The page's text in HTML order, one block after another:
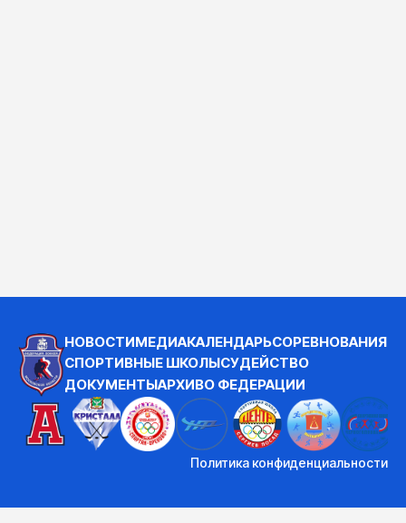
НОВОСТИМЕДИАКАЛЕНДАРЬСОРЕВНОВАНИЯ
СПОРТИВНЫЕ ШКОЛЫСУДЕЙСТВО
ДОКУМЕНТЫАРХИВО ФЕДЕРАЦИИ
Политика конфиденциальности